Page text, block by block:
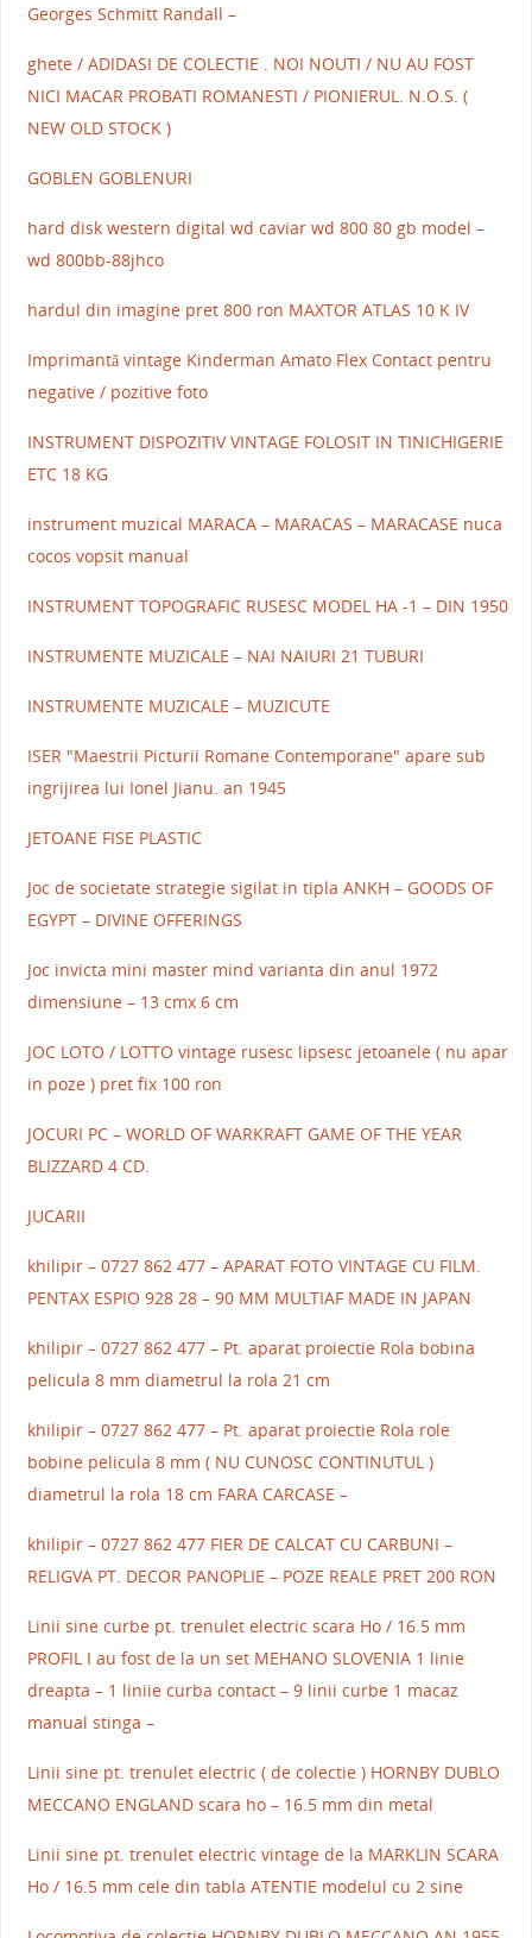
Georges Schmitt Randall –
ghete / ADIDASI DE COLECTIE . NOI NOUTI / NU AU FOST
NICI MACAR PROBATI ROMANESTI / PIONIERUL. N.O.S. (
NEW OLD STOCK )
GOBLEN GOBLENURI
hard disk western digital wd caviar wd 800 80 gb model –
wd 800bb-88jhco
hardul din imagine pret 800 ron MAXTOR ATLAS 10 K IV
Imprimantă vintage Kinderman Amato Flex Contact pentru
negative / pozitive foto
INSTRUMENT DISPOZITIV VINTAGE FOLOSIT IN TINICHIGERIE
ETC 18 KG
instrument muzical MARACA – MARACAS – MARACASE nuca
cocos vopsit manual
INSTRUMENT TOPOGRAFIC RUSESC MODEL HA -1 – DIN 1950
INSTRUMENTE MUZICALE – NAI NAIURI 21 TUBURI
INSTRUMENTE MUZICALE – MUZICUTE
ISER "Maestrii Picturii Romane Contemporane" apare sub
ingrijirea lui Ionel Jianu. an 1945
JETOANE FISE PLASTIC
Joc de societate strategie sigilat in tipla ANKH – GOODS OF
EGYPT – DIVINE OFFERINGS
Joc invicta mini master mind varianta din anul 1972
dimensiune – 13 cmx 6 cm
JOC LOTO / LOTTO vintage rusesc lipsesc jetoanele ( nu apar
in poze ) pret fix 100 ron
JOCURI PC – WORLD OF WARKRAFT GAME OF THE YEAR
BLIZZARD 4 CD.
JUCARII
khilipir – 0727 862 477 – APARAT FOTO VINTAGE CU FILM.
PENTAX ESPIO 928 28 – 90 MM MULTIAF MADE IN JAPAN
khilipir – 0727 862 477 – Pt. aparat proiectie Rola bobina
pelicula 8 mm diametrul la rola 21 cm
khilipir – 0727 862 477 – Pt. aparat proiectie Rola role
bobine pelicula 8 mm ( NU CUNOSC CONTINUTUL )
diametrul la rola 18 cm FARA CARCASE –
khilipir – 0727 862 477 FIER DE CALCAT CU CARBUNI –
RELIGVA PT. DECOR PANOPLIE – POZE REALE PRET 200 RON
Linii sine curbe pt. trenulet electric scara Ho / 16.5 mm
PROFIL I au fost de la un set MEHANO SLOVENIA 1 linie
dreapta – 1 liniie curba contact – 9 linii curbe 1 macaz
manual stinga –
Linii sine pt. trenulet electric ( de colectie ) HORNBY DUBLO
MECCANO ENGLAND scara ho – 16.5 mm din metal
Linii sine pt. trenulet electric vintage de la MARKLIN SCARA
Ho / 16.5 mm cele din tabla ATENTIE modelul cu 2 sine